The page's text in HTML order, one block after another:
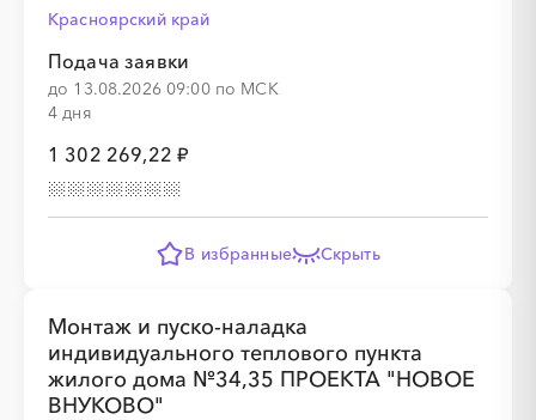
Красноярский край
Подача заявки
до 13.08.2026 09:00 по МСК
4 дня
1 302 269,22 ₽
В избранные Скрыть
Монтаж и пуско-наладка
индивидуального теплового пункта
жилого дома №34,35 ПРОЕКТА "НОВОЕ
ВНУКОВО"